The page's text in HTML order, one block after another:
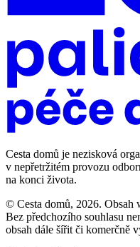
Cesta domů je nezisková
v nepřetržitém provozu
na konci života.
© Cesta domů, 2026. Obsah
Bez předchozího souhlasu
obsah dále šířit či komerčně